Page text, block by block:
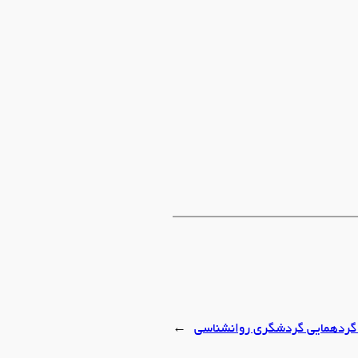
گردشگری روانشناسی →